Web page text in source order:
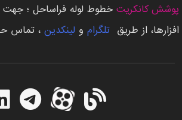
پوشش کانکریت خطوط لوله فراساحل ؛ جهت
افزارها، از طریق ‌ تلگرام و لینکدین ، تماس